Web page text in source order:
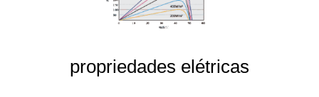
propriedades elétricas